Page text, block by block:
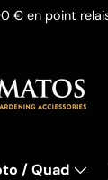
€ en point
/ Quad